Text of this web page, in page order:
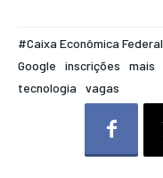
#Caixa Econômica Federal
Google
inscrições mais
tecnologia
vagas